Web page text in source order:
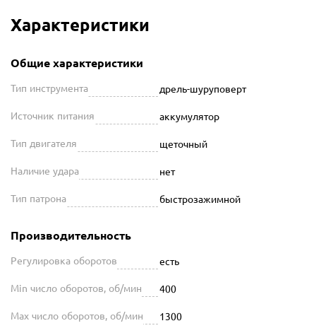
Характеристики
Общие характеристики
Тип инструмента дрель-шуруповерт
Источник питания аккумулятор
Тип двигателя щеточный
Наличие удара нет
Тип патрона быстрозажимной
Производительность
Регулировка оборотов есть
Min число оборотов, об/мин 400
Max число оборотов, об/мин 1300